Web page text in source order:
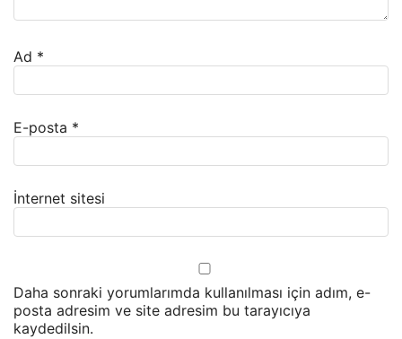
Ad *
E-posta *
İnternet sitesi
Daha sonraki yorumlarımda kullanılması için adım, e-
posta adresim ve site adresim bu tarayıcıya
kaydedilsin.